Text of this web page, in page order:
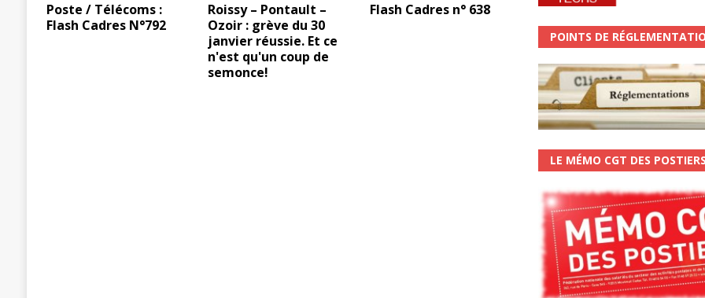
Poste / Télécoms :
Flash Cadres N°792
Roissy – Pontault –
Ozoir : grève du 30
janvier réussie. Et ce
n'est qu'un coup de
semonce!
Flash Cadres n° 638
POINTS DE
LE MÉMO CGT DES